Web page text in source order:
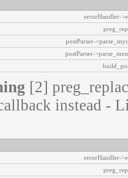
errorHandler-
postParser-
postParser-
[2]
instead -
errorHandler-